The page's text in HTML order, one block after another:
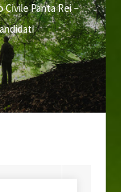
Panta Rei –